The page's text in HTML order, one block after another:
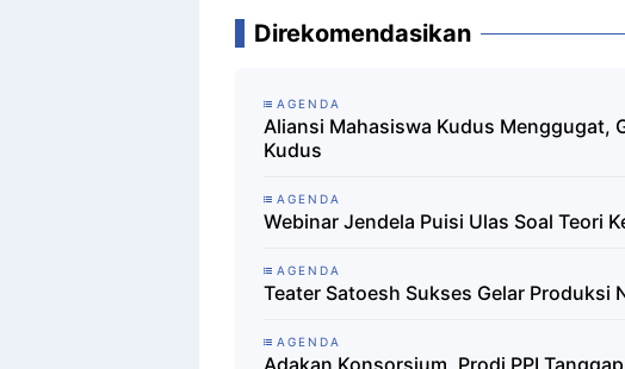
Direkomendasikan
AGENDA
Aliansi Mahasiswa Kudus Menggugat,
Kudus
AGENDA
Webinar Jendela Puisi Ulas Soal Teori
AGENDA
Teater Satoesh Sukses Gelar Produksi
AGENDA
Adakan Konsorsium, Prodi PPI